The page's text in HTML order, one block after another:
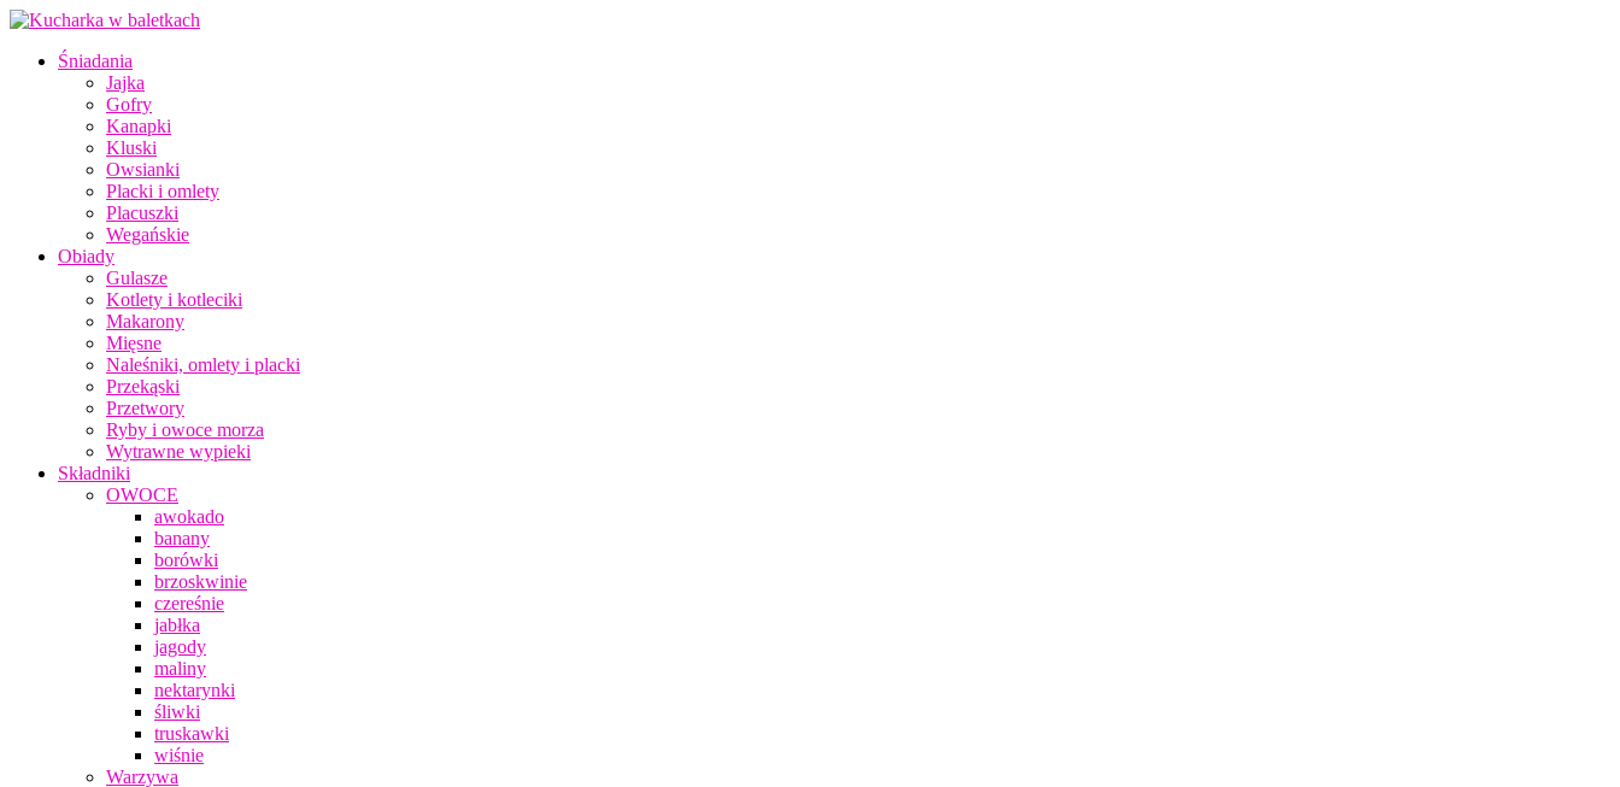
Śniadania
Jajka
Gofry
Kanapki
Kluski
Owsianki
Placki i omlety
Placuszki
Wegańskie
Obiady
Gulasze
Kotlety i kotleciki
Makarony
Mięsne
Naleśniki, omlety i placki
Przekąski
Przetwory
Ryby i owoce morza
Wytrawne wypieki
Składniki
OWOCE
awokado
banany
borówki
brzoskwinie
czereśnie
jabłka
jagody
maliny
nektarynki
śliwki
truskawki
wiśnie
Warzywa